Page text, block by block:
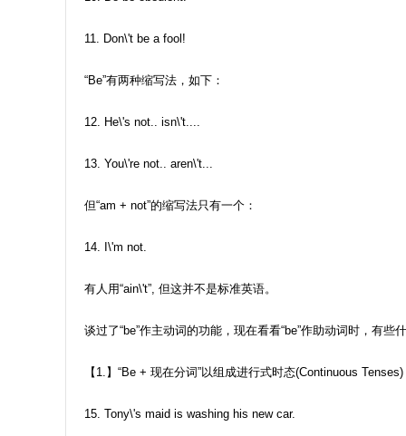
11. Don\'t be a fool!
“Be”有两种缩写法，如下：
12. He\'s not.. isn\'t....
13. You\'re not.. aren\'t...
但“am + not”的缩写法只有一个：
14. I\'m not.
有人用“ain\'t”, 但这并不是标准英语。
谈过了“be”作主动词的功能，现在看看“be”作助动词时，有些
【1.】“Be + 现在分词”以组成进行式时态(Continuous Tenses)
15. Tony\'s maid is washing his new car.